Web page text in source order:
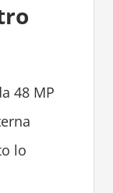
48 MP
lo